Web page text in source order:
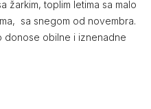
žarkim, toplim letima sa malo
sa snegom od novembra.
donose obilne i iznenadne